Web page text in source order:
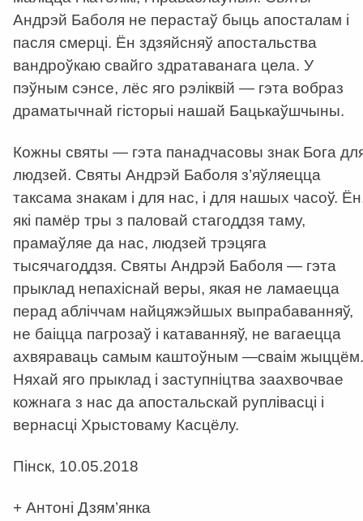
Андрэй Баболя не перастаў быць апосталам і
пасля смерці. Ён здзяйсняў апостальства
вандроўкаю свайго здратаванага цела. У
пэўным сэнсе, лёс яго рэліквій — гэта вобраз
драматычнай гісторыі нашай Бацькаўшчыны.
Кожны святы — гэта панадчасовы знак Бога
людзей. Святы Андрэй Баболя з’яўляецца
таксама знакам і для нас, і для нашых часоў.
які памёр тры з паловай стагоддзя таму,
прамаўляе да нас, людзей трэцяга
тысячагоддзя. Святы Андрэй Баболя — гэта
прыклад непахіснай веры, якая не ламаецца
перад абліччам найцяжэйшых выпрабаванняў,
не баіцца пагрозаў і катаванняў, не вагаецца
ахвяраваць самым каштоўным —сваім жыццём.
Няхай яго прыклад і заступніцтва заахвочвае
кожнага з нас да апостальскай руплівасці і
вернасці Хрыстоваму Касцёлу.
Пінск, 10.05.2018
+ Антоні Дзям’янка